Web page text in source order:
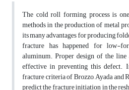
The cold roll forming process is
methods in the production of metal
its many advantages for producing
fracture has happened for low-
aluminum. Proper design of the
effective in preventing this defect.
fracture criteria of Brozzo, Ayada and